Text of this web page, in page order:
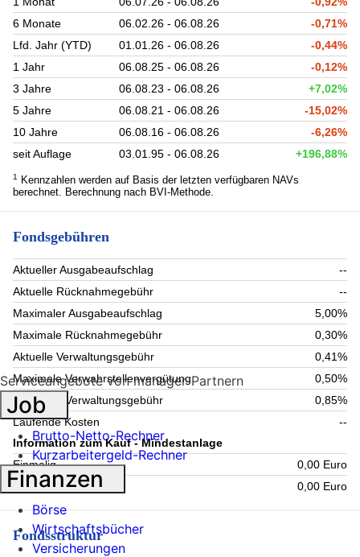
6 Monate
06.02.26 - 06.08.26
-0,71%
Lfd. Jahr (YTD)
01.01.26 - 06.08.26
-0,44%
1 Jahr
06.08.25 - 06.08.26
-0,12%
3 Jahre
06.08.23 - 06.08.26
+7,02%
5 Jahre
06.08.21 - 06.08.26
-15,02%
10 Jahre
06.08.16 - 06.08.26
-6,26%
seit Auflage
03.01.95 - 06.08.26 +196,88%
1
Kennzahlen werden auf Basis der letzten verfügbaren NAVs
berechnet. Berechnung nach BVI-Methode.
Fondsgebühren
Aktueller Ausgabeaufschlag
--
Aktuelle Rücknahmegebühr
--
Maximaler Ausgabeaufschlag
5,00%
Maximale Rücknahmegebühr
0,30%
Aktuelle Verwaltungsgebühr
0,41%
Maximale Verwahrstellenvergütung
0,50%
Maximale Verwaltungsgebühr
0,85%
Laufende Kosten
--
Information zum Kauf - Mindestanlage
Einmalig
0,00 Euro
Folgende
0,00 Euro
Fondsstruktur
Serviceangebote von manager-Partnern
Job
Brutto-Netto-Rechner
Kurzarbeitergeld-Rechner
Finanzen
Börse
Wirtschaftsbücher
Versicherungen